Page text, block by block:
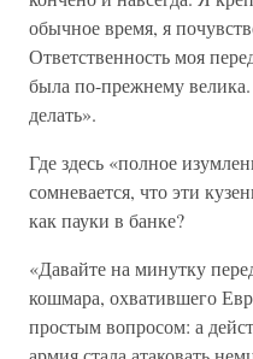
обычное время, я
Ответственность моя
была по-прежнему
делать».
Где здесь «полное
сомневается, что эти
как пауки в банке?
«Давайте на минутку
кошмара, охватившего
простым вопросом: а